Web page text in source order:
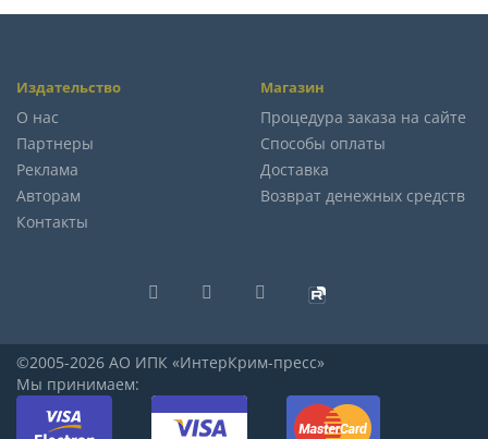
Издательство
О нас
Партнеры
Реклама
Авторам
Контакты
Магазин
Процедура заказа на сайте
Способы оплаты
Доставка
Возврат денежных средств
©2005-2026 АО ИПК «ИнтерКрим-пресс»
Мы принимаем: